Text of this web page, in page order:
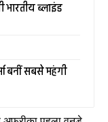
भारतीय ब्लाइंड
बनीं सबसे महंगी